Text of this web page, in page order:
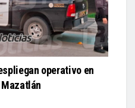
operativo en
Mazatlán